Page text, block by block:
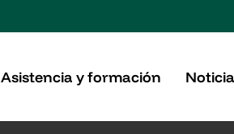
Asistencia y formación